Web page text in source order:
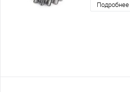
Подробнее